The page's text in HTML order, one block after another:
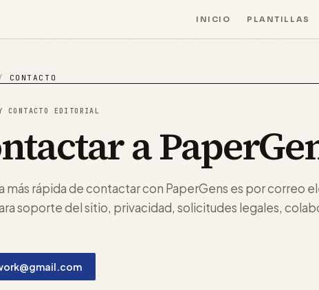
INICIO PLANTILLAS
CONTACTO
CONTACTO EDITORIAL
a
más rápida de contactar con PaperGens es por correo
soporte del sitio, privacidad, solicitudes legales,